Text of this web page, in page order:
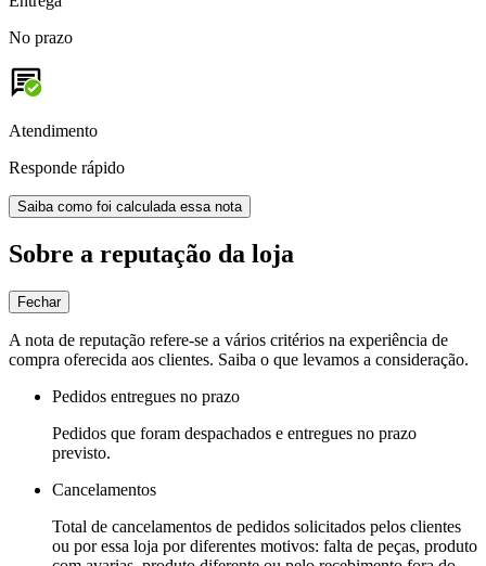
No prazo
Atendimento
Responde rápido
Saiba como foi calculada essa nota
Sobre a reputação da loja
Fechar
A nota de reputação refere-se a vários critérios na experiência de
compra oferecida aos clientes. Saiba o que levamos a consideração.
Pedidos entregues no prazo
Pedidos que foram despachados e entregues no prazo
previsto.
Cancelamentos
Total de cancelamentos de pedidos solicitados pelos clientes
ou por essa loja por diferentes motivos: falta de peças, produto